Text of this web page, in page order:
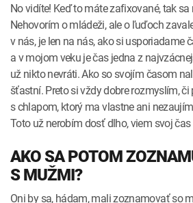
No vidíte! Keď to máte zafixované, tak
Nehovorím o mládeži, ale o ľuďoch
v nás, je len na nás, ako si usporiadame
a v mojom veku je čas jedna z
už nikto nevráti. Ako so svojím časom
šťastní. Preto si vždy dobre rozmyslím,
s chlapom, ktorý ma vlastne ani
Toto už nerobím dosť dlho, viem svoj
AKO SA POTOM
S MUŽMI?
Oni by sa, hádam, mali zoznamovať so